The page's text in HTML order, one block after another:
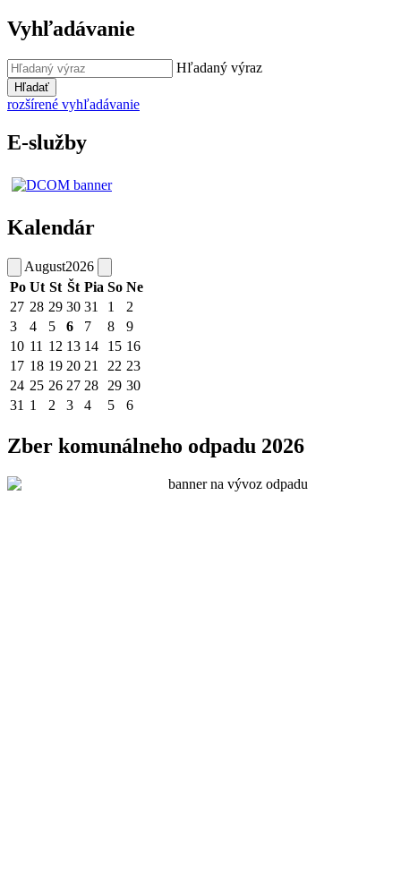
Vyhľadávanie
Hľadaný výraz
Hľadať
rozšírené vyhľadávanie
E-služby
Kalendár
August2026
Po Ut St Št Pia So Ne
27 28 29 30 31 1
2
3
4 5 6 7 8
9
10 11 12 13 14 15 16
17 18 19 20 21 22 23
24 25 26 27 28 29 30
31 1 2 3 4 5 6
Zber komunálneho odpadu 2026